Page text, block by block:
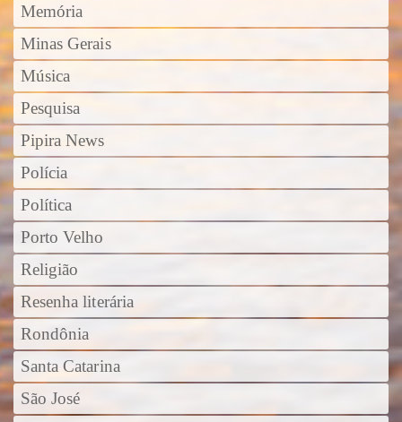
Memória
Minas Gerais
Música
Pesquisa
Pipira News
Polícia
Política
Porto Velho
Religião
Resenha literária
Rondônia
Santa Catarina
São José